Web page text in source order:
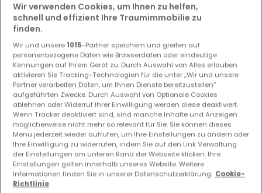
Kaufen Häuser 1 Schlafzimmer Briey
Kaufen Häuser 1 Schlafzimmer Moutiers
Kaufen Häuser 1 Schlafzimmer Valleroy
Bitte ändern Sie Ihre Suche und versuchen Sie
es erneut
Ähnliche Immobilien in der Nähe
Wir verwenden Cookies, um Ihnen zu helfen,
schnell und effizient Ihre Traumimmobilie zu
finden.
Wir und unsere 1015-Partner speichern und greifen auf
personenbezogene Daten wie Browserdaten oder eindeutige
Kennungen auf Ihrem Gerät zu. Durch Auswahl von Alles erlauben
aktivieren Sie Tracking-Technologien für die unter „Wir und unsere
Partner verarbeiten Daten, um Ihnen Dienste bereitzustellen“
aufgeführten Zwecke. Durch Auswahl von Optionale Cookies
ablehnen oder Widerruf Ihrer Einwilligung werden diese deaktiviert.
Wenn Tracker deaktiviert sind, sind manche Inhalte und Anzeigen
möglicherweise nicht mehr so relevant für Sie. Sie können dieses
Menü jederzeit wieder aufrufen, um Ihre Einstellungen zu ändern oder
Ihre Einwilligung zu widerrufen, indem Sie auf den Link Verwaltung
der Einstellungen am unteren Rand der Webseite klicken. Ihre
Einstellungen gelten innerhalb unseres Website. Weitere
Informationen finden Sie in unserer Datenschutzerklärung. Cookie-
Richtlinie